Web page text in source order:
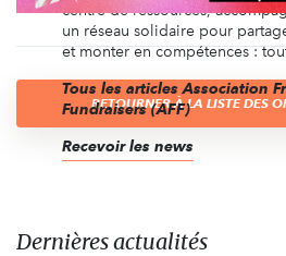
centre de ressources,
un réseau solidaire pour
et monter en compétences :
Tous les articles Association
Fundraisers (AFF)
Recevoir les news
RETOURNER À LA LISTE DES
Dernières actualités